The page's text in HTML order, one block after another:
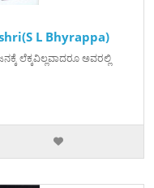
L Bhyrappa)
ಲೆಕ್ಕವಿಲ್ಲವಾದರೂ ಅವರಲ್ಲಿ